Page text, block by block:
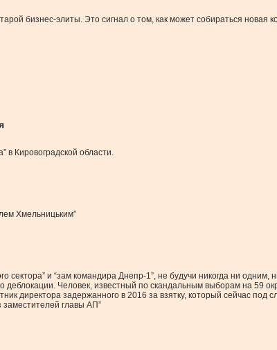
бизнес-элиты. Это сигнал о том, как может собираться новая
в Кировоградской области.
Хмельницьким”
и “зам командира Днепр-1”, не будучи никогда ни
Человек, известный по скандальным выборам на 59
директора задержанного в 2016 за взятку, который сейчас под
заместителей главы АП”